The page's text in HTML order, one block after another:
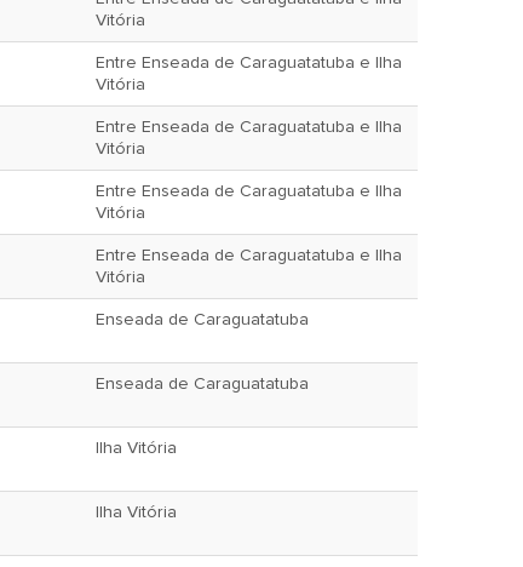
Vitória
Entre Enseada de Caraguatatuba e Ilha
Vitória
Entre Enseada de Caraguatatuba e Ilha
Vitória
Entre Enseada de Caraguatatuba e Ilha
Vitória
Entre Enseada de Caraguatatuba e Ilha
Vitória
Enseada de Caraguatatuba
Enseada de Caraguatatuba
Ilha Vitória
Ilha Vitória